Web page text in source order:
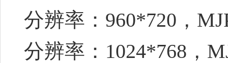
分辨率：960*720，
分辨率：1024*768，